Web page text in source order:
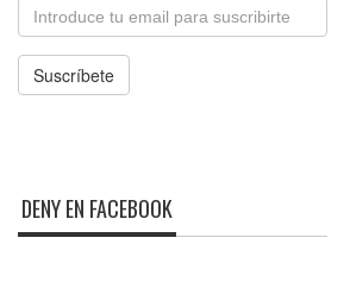
Email
Suscríbete
DENY EN FACEBOOK